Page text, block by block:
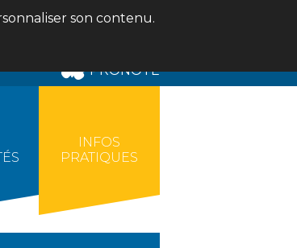
son contenu.
PRONOTE
INFOS
PRATIQUES